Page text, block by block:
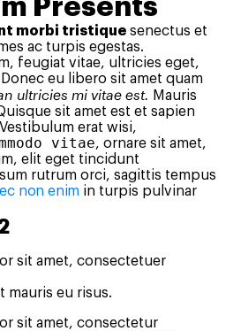
Presents
morbi tristique senectus et
ac turpis egestas.
feugiat vitae, ultricies eget,
eu libero sit amet quam
ultricies mi vitae est. Mauris
sit amet est et sapien
erat wisi,
vitae, ornare sit amet,
elit eget tincidunt
rutrum orci, sagittis tempus
non enim in turpis pulvinar
sit amet, consectetuer
mauris eu risus.
sit amet, consectetur